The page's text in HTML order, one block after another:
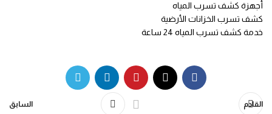
أجهزة كشف تسرب المياه
كشف تسرب الخزانات الأرضية
خدمة كشف تسرب المياه 24 ساعة
القادم السابق